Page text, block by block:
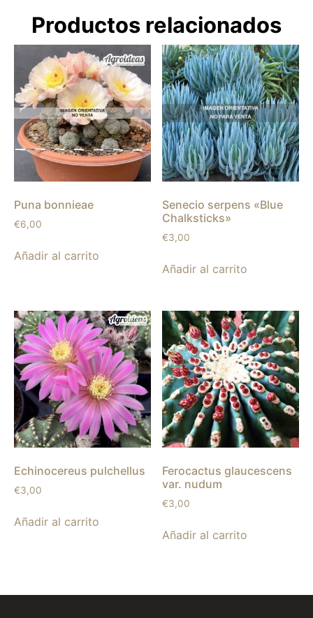
Productos relacionados
Puna bonnieae
€6,00
Añadir al carrito
Senecio serpens «Blue
Chalksticks»
€3,00
Añadir al carrito
Echinocereus pulchellus
€3,00
Añadir al carrito
Ferocactus glaucescens
var. nudum
€3,00
Añadir al carrito